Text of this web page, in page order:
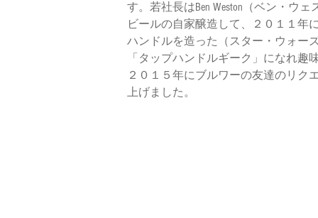
す。若社長はBen Weston（ベン・ウ
ビールの自家醸造して、２０１１年
ハンドルを造った（スター・ウォー
「タップハンドルギーク」になれ趣
２０１５年にブルワーの友達のリク
上げました。